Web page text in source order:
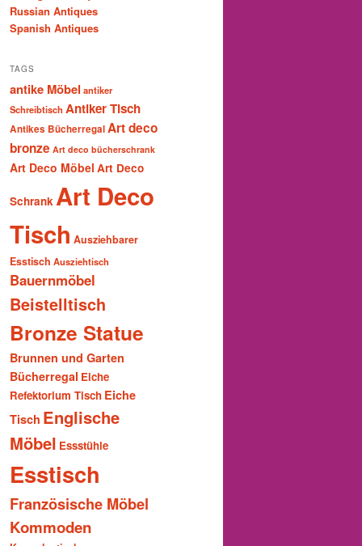
Russian Antiques
Spanish Antiques
TAGS
antike Möbel antiker
Schreibtisch Antiker Tisch
Antikes BücherregalArt deco
bronze Art deco bücherschrank
Art Deco Möbel Art Deco
Schrank Art Deco
Tisch Ausziehbarer
Esstisch Ausziehtisch
Bauernmöbel
Beistelltisch
Bronze Statue
Brunnen und Garten
Bücherregal Eiche
Refektorium Tisch Eiche
Tisch Englische
Möbel Essstühle
Esstisch
Französische Möbel
Kommoden